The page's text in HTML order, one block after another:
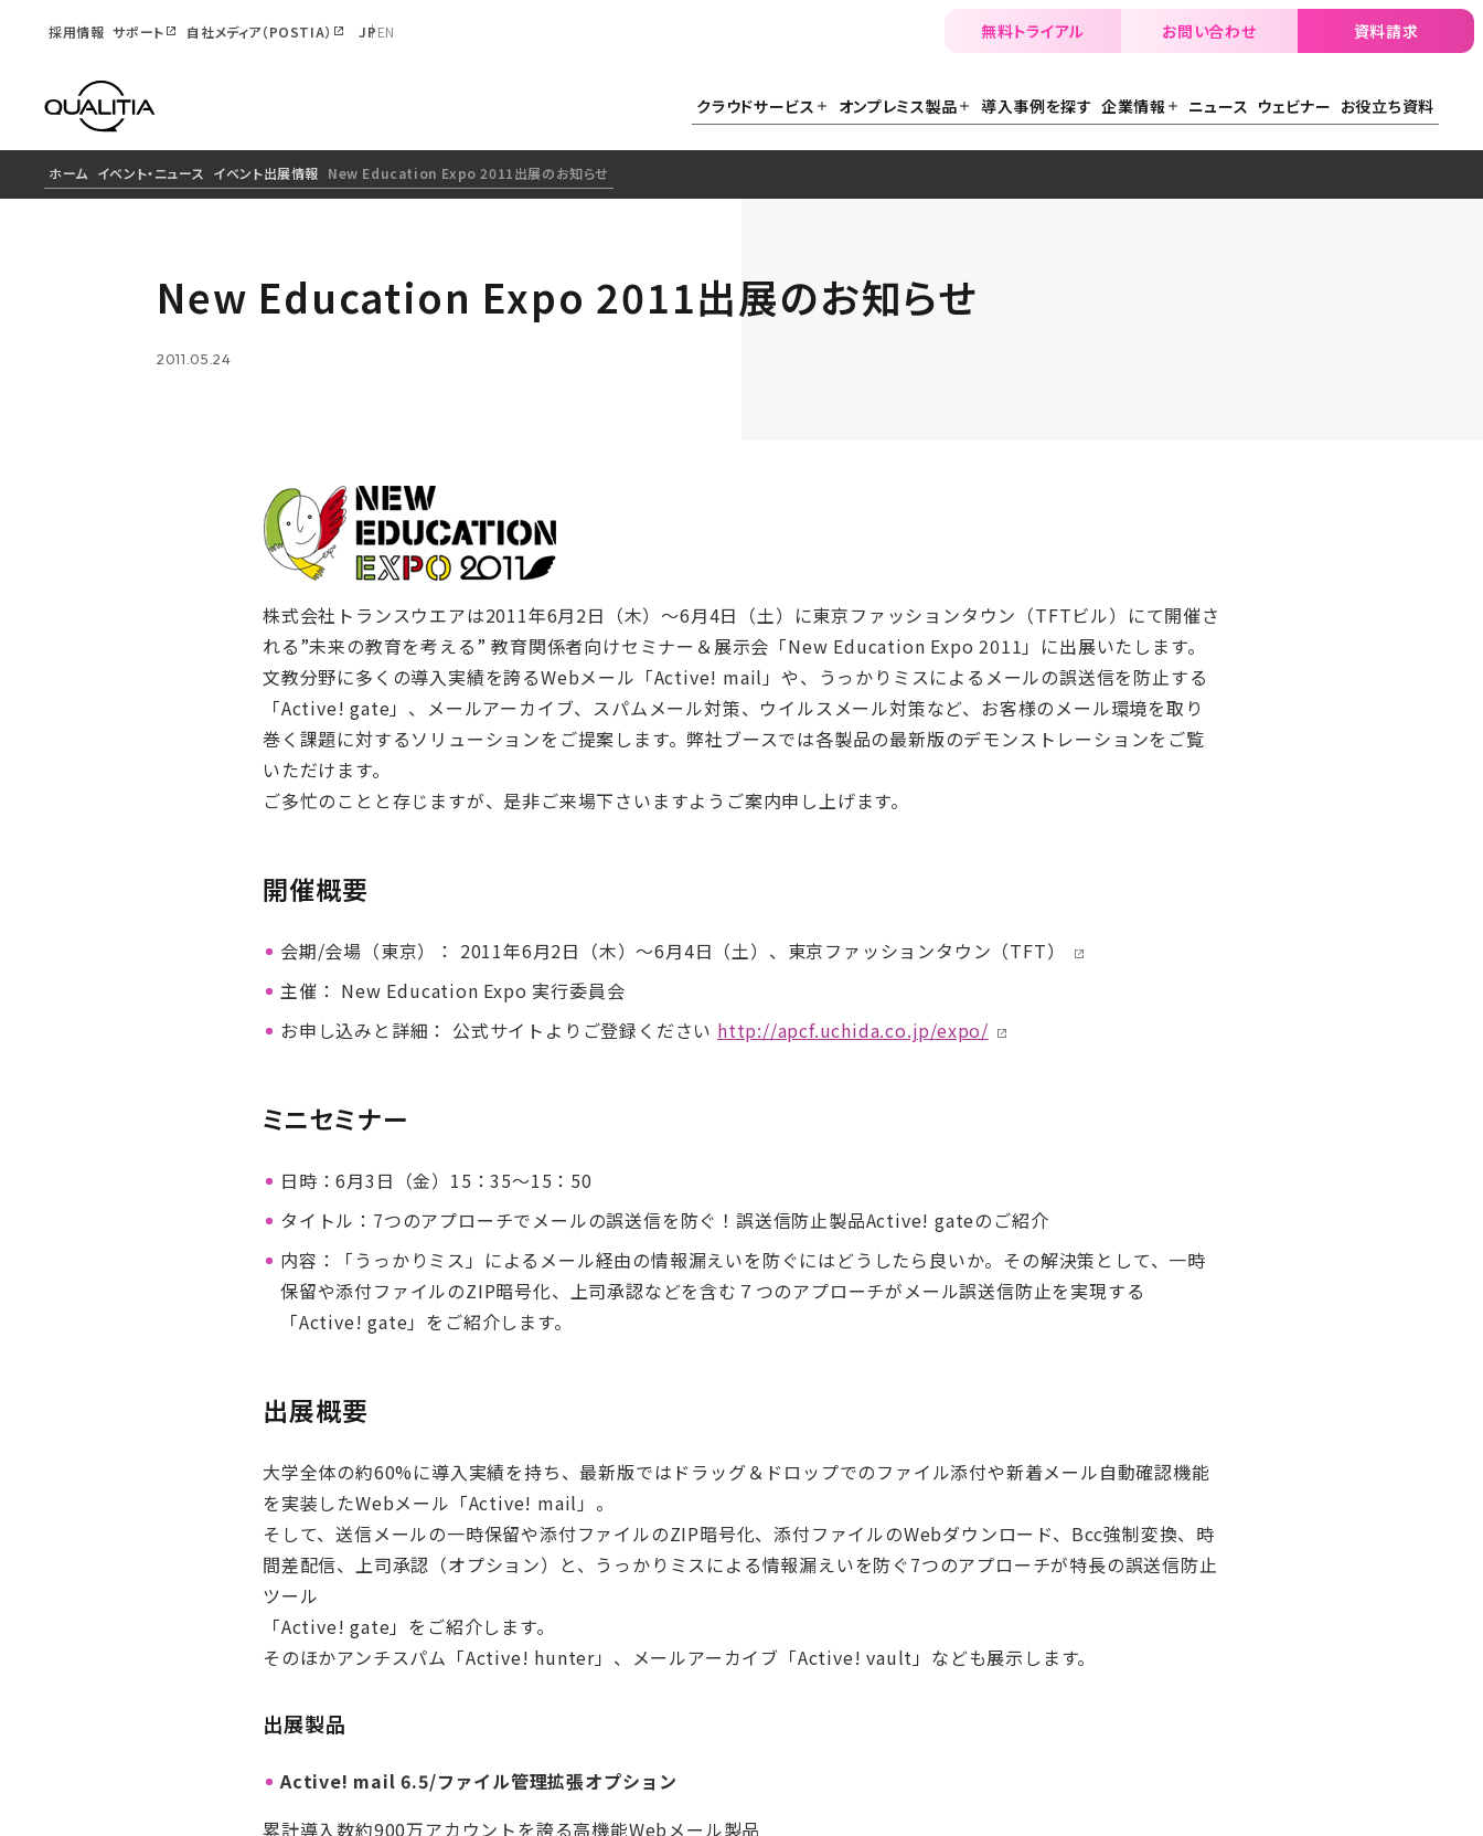
採用情報 サポート 自社メディア（POSTIA） JPEN
クラウドサービス オンプレミス製品 導入事例を探す 企業情報 ニュース ウェビナー お役立ち資料
無料トライアル お問い合わせ 資料請求
ホーム イベント・ニュース イベント出展情報 New Education Expo 2011出展のお知らせ
New Education Expo 2011出展のお知らせ
2011.05.24
株式会社トランスウエアは2011年6月2日（木）～6月4日（土）に東京ファッションタウン（TFTビル）にて開催さ
れる”未来の教育を考える” 教育関係者向けセミナー＆展示会「New Education Expo 2011」に出展いたします。
文教分野に多くの導入実績を誇るWebメール「Active! mail」や、うっかりミスによるメールの誤送信を防止する
「Active! gate」、メールアーカイブ、スパムメール対策、ウイルスメール対策など、お客様のメール環境を取り
巻く課題に対するソリューションをご提案します。弊社ブースでは各製品の最新版のデモンストレーションをご覧
いただけます。
ご多忙のことと存じますが、是非ご来場下さいますようご案内申し上げます。
開催概要
会期/会場（東京）： 2011年6月2日（木）～6月4日（土）、 東京ファッションタウン（TFT）
主催： New Education Expo 実行委員会
お申し込みと詳細： 公式サイトよりご登録ください http://apcf.uchida.co.jp/expo/
ミニセミナー
日時：6月3日（金）15：35～15：50
タイトル：7つのアプローチでメールの誤送信を防ぐ！誤送信防止製品Active! gateのご紹介
内容：「うっかりミス」によるメール経由の情報漏えいを防ぐにはどうしたら良いか。その解決策として、一時
保留や添付ファイルのZIP暗号化、上司承認などを含む７つのアプローチがメール誤送信防止を実現する
「Active! gate」をご紹介します。
出展概要
大学全体の約60%に導入実績を持ち、最新版ではドラッグ＆ドロップでのファイル添付や新着メール自動確認機能
を実装したWebメール「Active! mail」。
そして、送信メールの一時保留や添付ファイルのZIP暗号化、添付ファイルのWebダウンロード、Bcc強制変換、時
間差配信、上司承認（オプション）と、うっかりミスによる情報漏えいを防ぐ7つのアプローチが特長の誤送信防止
ツール
「Active! gate」をご紹介します。
そのほかアンチスパム「Active! hunter」、メールアーカイブ「Active! vault」なども展示します。
出展製品
Active! mail 6.5/ファイル管理拡張オプション
累計導入数約900万アカウントを誇る高機能Webメール製品